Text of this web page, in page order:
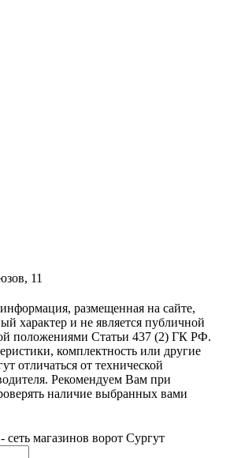
11
размещенная на сайте,
характер и не является публичной
положениями Статьи 437 (2) ГК РФ.
комплектность или другие
отличаться от технической
Рекомендуем Вам при
наличие выбранных вами
магазинов ворот Сургут